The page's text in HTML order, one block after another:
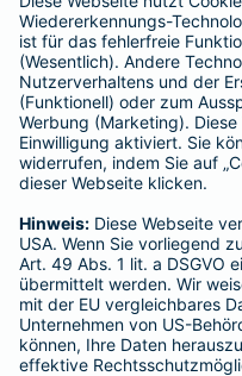
Kranken-